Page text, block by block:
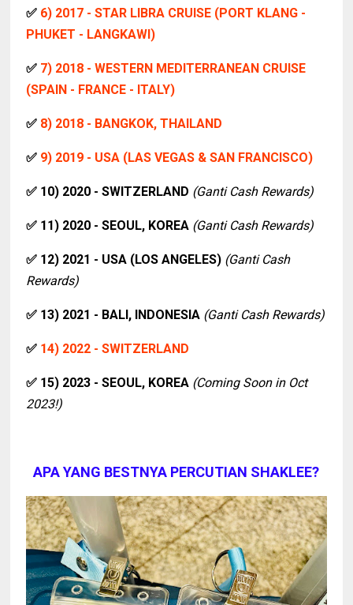
✅ 6) 2017 - STAR LIBRA CRUISE (PORT KLANG -
PHUKET - LANGKAWI)
✅ 7) 2018 - WESTERN MEDITERRANEAN CRUISE
(SPAIN - FRANCE - ITALY)
✅ 8) 2018 - BANGKOK, THAILAND
✅ 9) 2019 - USA (LAS VEGAS & SAN FRANCISCO)
✅ 10) 2020 - SWITZERLAND (Ganti Cash Rewards)
✅ 11) 2020 - SEOUL, KOREA (Ganti Cash Rewards)
✅ 12) 2021 - USA (LOS ANGELES) (Ganti Cash
Rewards)
✅ 13) 2021 - BALI, INDONESIA (Ganti Cash Rewards)
✅ 14) 2022 - SWITZERLAND
✅ 15) 2023 - SEOUL, KOREA (Coming Soon in Oct
2023!)
APA YANG BESTNYA PERCUTIAN SHAKLEE?